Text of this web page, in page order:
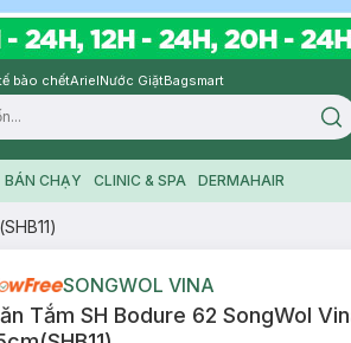
bào chếtArielNước GiặtBagsmart
BÁN CHẠY CLINIC & SPA DERMAHAIR
SONGWOL VINA
Tắm SH Bodure 62 SongWol